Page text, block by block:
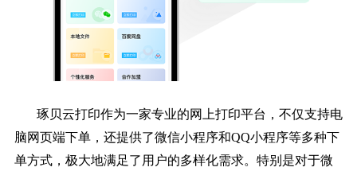
琢贝云打印作为一家专业的网上打印平台，不仅支持电
脑网页端下单，还提供了微信小程序和QQ小程序等多种下
单方式，极大地满足了用户的多样化需求。特别是对于微